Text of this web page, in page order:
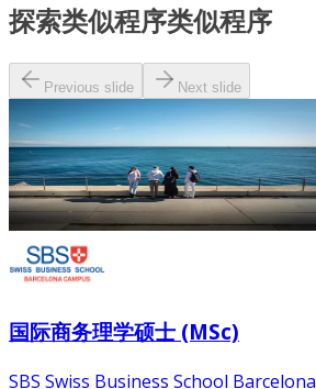
探索类似程序类似程序
Previous slide Next slide
国际商务理学硕士 (MSc)
SBS Swiss Business School Barcelona